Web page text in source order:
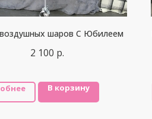
шаров С Юбилеем
2 100 р.
В корзину